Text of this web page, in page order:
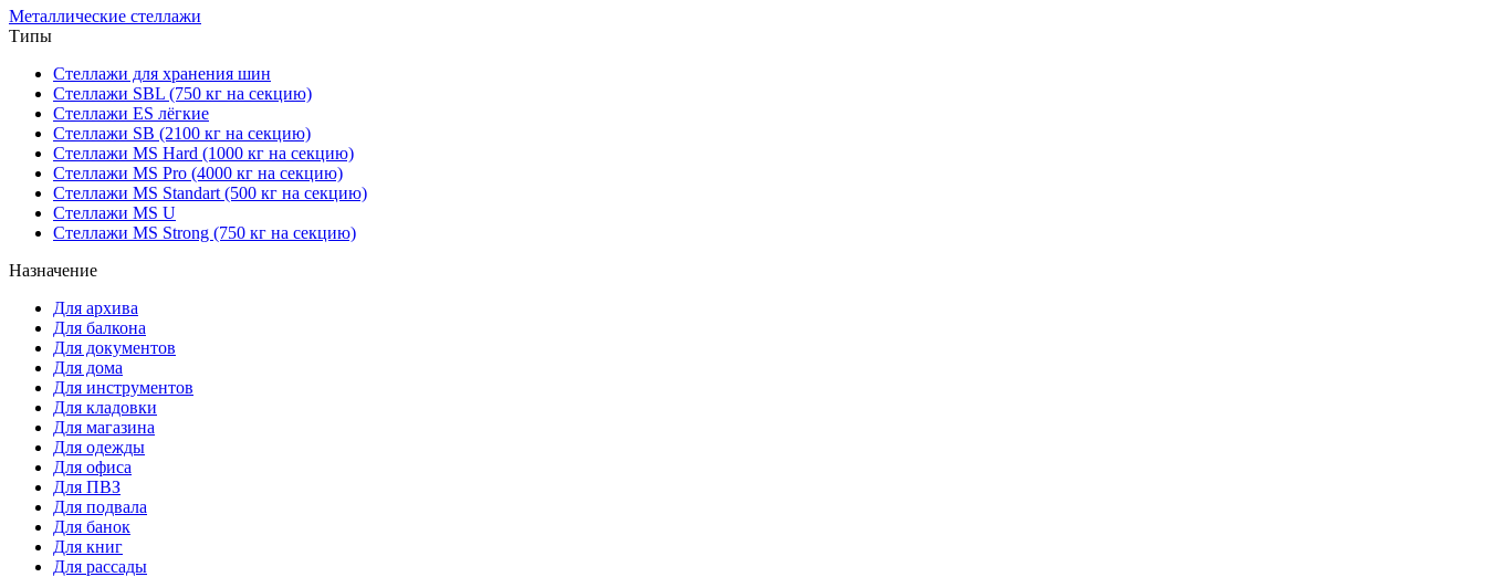
Металлические стеллажи
Типы
Стеллажи для хранения шин
Стеллажи SBL (750 кг на секцию)
Стеллажи ES лёгкие
Стеллажи SB (2100 кг на секцию)
Стеллажи MS Hard (1000 кг на секцию)
Стеллажи MS Pro (4000 кг на секцию)
Стеллажи MS Standart (500 кг на секцию)
Стеллажи MS U
Стеллажи MS Strong (750 кг на секцию)
Назначение
Для архива
Для балкона
Для документов
Для дома
Для инструментов
Для кладовки
Для магазина
Для одежды
Для офиса
Для ПВЗ
Для подвала
Для банок
Для книг
Для рассады